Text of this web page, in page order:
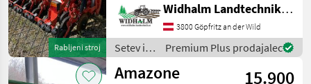
Rabljeni stroj
Dosiersystem Helica inkl.
Feindosierung,
Andruckrollen, , Striegel,
elektr.
Fahrgassenschaltung,
Widhalm Landtechnik GmbH
3800 Göpfritz an der Wild
Setev in
nega /
Kuhn
Premium Plus prodajalec
Amazone
15.900